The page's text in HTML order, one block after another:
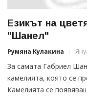
Езикът на
"Шанел"
Румяна Кулакина
За самата Габриел
камелията, която се
Камелията се